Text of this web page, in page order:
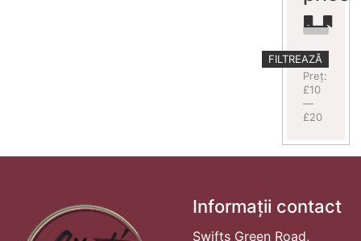
Preț
minim
Preț
maxim
FILTREAZĂ
Preț:
£10
—
£20
Informații contact
Swifts Green Road,